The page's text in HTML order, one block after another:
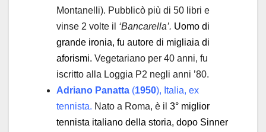
Montanelli). Pubblicò più di 50 libri e
vinse 2 volte il ‘Bancarella’. Uomo di
grande ironia, fu autore di migliaia di
aforismi. Vegetariano per 40 anni, fu
iscritto alla Loggia P2 negli anni ’80.
Adriano Panatta (1950), Italia, ex
tennista. Nato a Roma, è il 3° miglior
tennista italiano della storia, dopo Sinner